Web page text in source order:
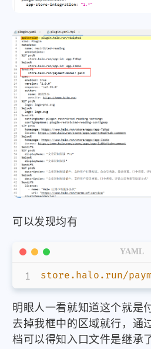
可以发现均有
store.halo.run/
YAML
明眼人一看就知道这个就是
去掉我框中的区域就行，通
档可以得知入口文件是继承